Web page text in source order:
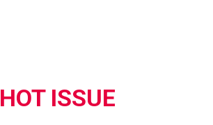
HOT ISSUE